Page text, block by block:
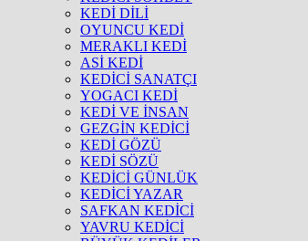
KEDİ DİLİ
OYUNCU KEDİ
MERAKLI KEDİ
ASİ KEDİ
KEDİCİ SANATÇI
YOGACI KEDİ
KEDİ VE İNSAN
GEZGİN KEDİCİ
KEDİ GÖZÜ
KEDİ SÖZÜ
KEDİCİ GÜNLÜK
KEDİCİ YAZAR
SAFKAN KEDİCİ
YAVRU KEDİCİ